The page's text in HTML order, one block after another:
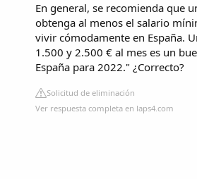
En general, se recomienda que
obtenga al menos el salario
vivir cómodamente en España.
1.500 y 2.500 € al mes es un
España para 2022." ¿Correcto?
Solicitud de eliminación
Ver respuesta completa en laps4.com